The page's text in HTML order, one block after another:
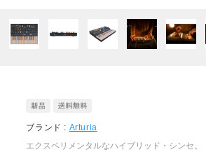
ブランド : Arturia
エクスペリメンタルなハイブリッド・シンセ。